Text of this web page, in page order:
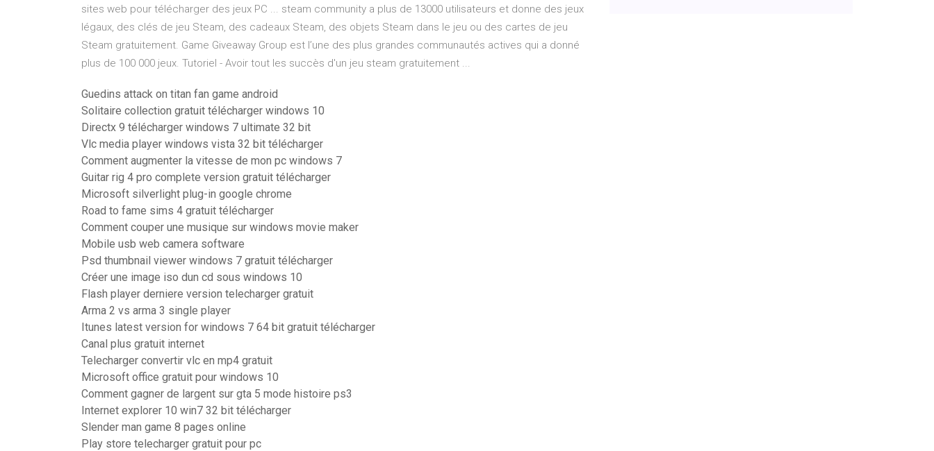
sites web pour télécharger des jeux PC ... steam community a plus de 13000 utilisateurs et donne des jeux
légaux, des clés de jeu Steam, des cadeaux Steam, des objets Steam dans le jeu ou des cartes de jeu
Steam gratuitement. Game Giveaway Group est l’une des plus grandes communautés actives qui a donné
plus de 100 000 jeux. Tutoriel - Avoir tout les succès d'un jeu steam gratuitement ...
Guedins attack on titan fan game android
Solitaire collection gratuit télécharger windows 10
Directx 9 télécharger windows 7 ultimate 32 bit
Vlc media player windows vista 32 bit télécharger
Comment augmenter la vitesse de mon pc windows 7
Guitar rig 4 pro complete version gratuit télécharger
Microsoft silverlight plug-in google chrome
Road to fame sims 4 gratuit télécharger
Comment couper une musique sur windows movie maker
Mobile usb web camera software
Psd thumbnail viewer windows 7 gratuit télécharger
Créer une image iso dun cd sous windows 10
Flash player derniere version telecharger gratuit
Arma 2 vs arma 3 single player
Itunes latest version for windows 7 64 bit gratuit télécharger
Canal plus gratuit internet
Telecharger convertir vlc en mp4 gratuit
Microsoft office gratuit pour windows 10
Comment gagner de largent sur gta 5 mode histoire ps3
Internet explorer 10 win7 32 bit télécharger
Slender man game 8 pages online
Play store telecharger gratuit pour pc